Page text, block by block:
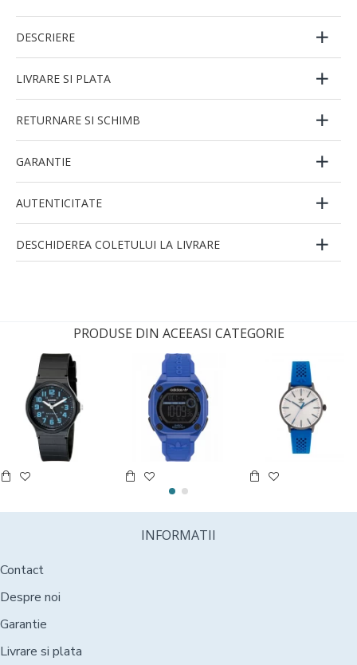
DESCRIERE
LIVRARE SI PLATA
RETURNARE SI SCHIMB
GARANTIE
AUTENTICITATE
DESCHIDEREA COLETULUI LA LIVRARE
PRODUSE DIN ACEEASI CATEGORIE
INFORMATII
Contact
Despre noi
Garantie
Livrare si plata